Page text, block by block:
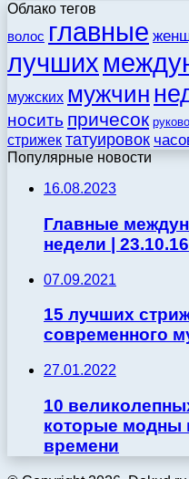
Облако тегов
волос главные
лучших
мужских мужчин
носить причесок
стрижек татуировок
Популярные новости
16.08.2023
Главные
недели | 23.10.16
07.09.2021
15 лучших
современного
27.01.2022
10
которые модны
времени